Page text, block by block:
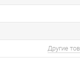
Другие